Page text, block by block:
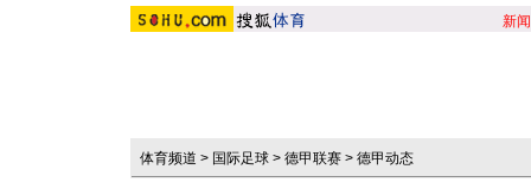
新闻
体育频道 > 国际足球 > 德甲联赛 > 德甲动态